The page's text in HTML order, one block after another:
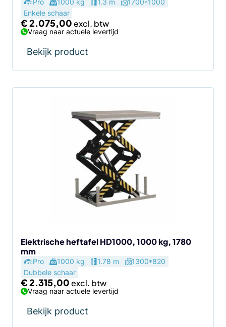
Pro 1000 kg 1.3 m
1700*1000
Enkele schaar
€2.075,00
Vraag naar actuele levertijd
Bekijk product
Elektrische heftafel HD1000, 1000 kg, 1780
mm
Pro 1000 kg 1.78 m
1300*820
Dubbele schaar
€2.315,00
Vraag naar actuele levertijd
Bekijk product